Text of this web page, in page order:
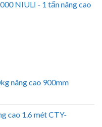
NIULI - 1 tấn nâng cao
nâng cao 900mm
cao 1.6 mét CTY-